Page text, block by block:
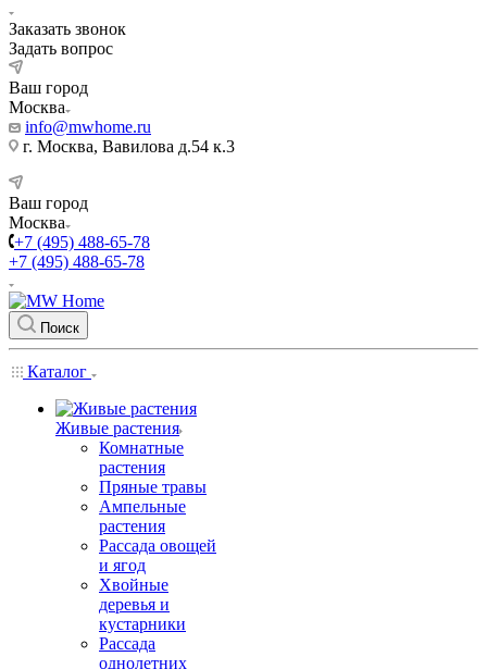
Заказать звонок
Задать вопрос
Ваш город
Москва
info@mwhome.ru
г. Москва, Вавилова д.54 к.3
Ваш город
Москва
+7 (495) 488-65-78
+7 (495) 488-65-78
Поиск
Каталог
Живые растения
Комнатные
растения
Пряные травы
Ампельные
растения
Рассада овощей
и ягод
Хвойные
деревья и
кустарники
Рассада
однолетних